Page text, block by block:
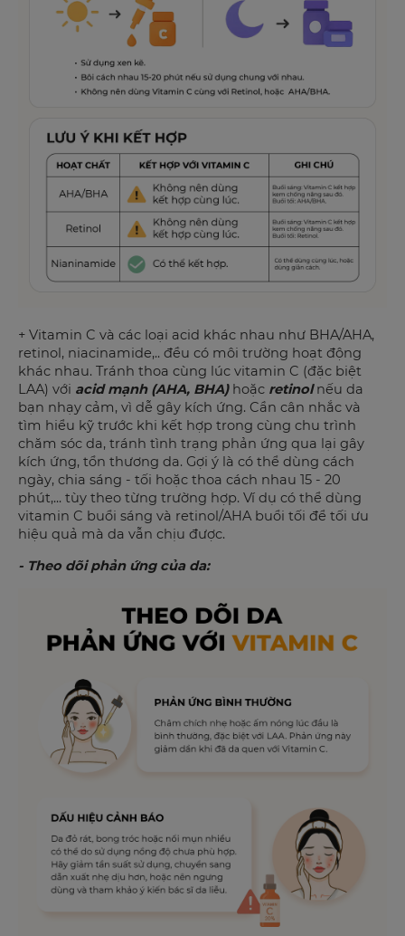
+ Vitamin C và các loại acid khác nhau như BHA/AHA,
retinol, niacinamide,.. đều có môi trường hoạt động
khác nhau. Tránh thoa cùng lúc vitamin C (đặc biệt
LAA) với acid mạnh (AHA, BHA)hoặc retinolnếu da
bạn nhạy cảm, vì dễ gây kích ứng. Cần cân nhắc và
tìm hiểu kỹ trước khi kết hợp trong cùng chu trình
chăm sóc da, tránh tình trạng phản ứng qua lại gây
kích ứng, tổn thương da. Gợi ý là có thể dùng cách
ngày, chia sáng - tối hoặc thoa cách nhau 15 - 20
phút,... tùy theo từng trường hợp. Ví dụ có thể dùng
vitamin C buổi sáng và retinol/AHA buổi tối để tối ưu
hiệu quả mà da vẫn chịu được.
- Theo dõi phản ứng của da: